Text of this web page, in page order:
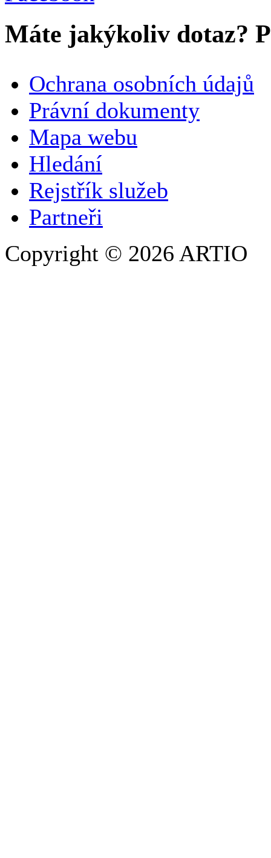
Máte jakýkoliv dotaz?
SPOLEČNOST / ORGANIZACE
E-MAILOVÁ ADRESA
TELEFON
Ochrana osobních údajů
Právní dokumenty
Mapa webu
Hledání
Rejstřík služeb
Partneři
Copyright © 2026 ARTIO